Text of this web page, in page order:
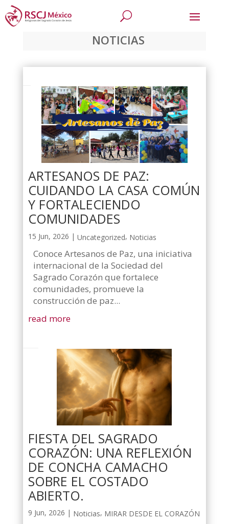
NOTICIAS
ARTESANOS DE PAZ:
CUIDANDO LA CASA COMÚN
Y FORTALECIENDO
COMUNIDADES
15 Jun, 2026 | Uncategorized, Noticias
Conoce Artesanos de Paz, una iniciativa
internacional de la Sociedad del
Sagrado Corazón que fortalece
comunidades, promueve la
construcción de paz...
read more
FIESTA DEL SAGRADO
CORAZÓN: UNA REFLEXIÓN
DE CONCHA CAMACHO
SOBRE EL COSTADO
ABIERTO.
9 Jun, 2026 | Noticias, MIRAR DESDE EL CORAZÓN